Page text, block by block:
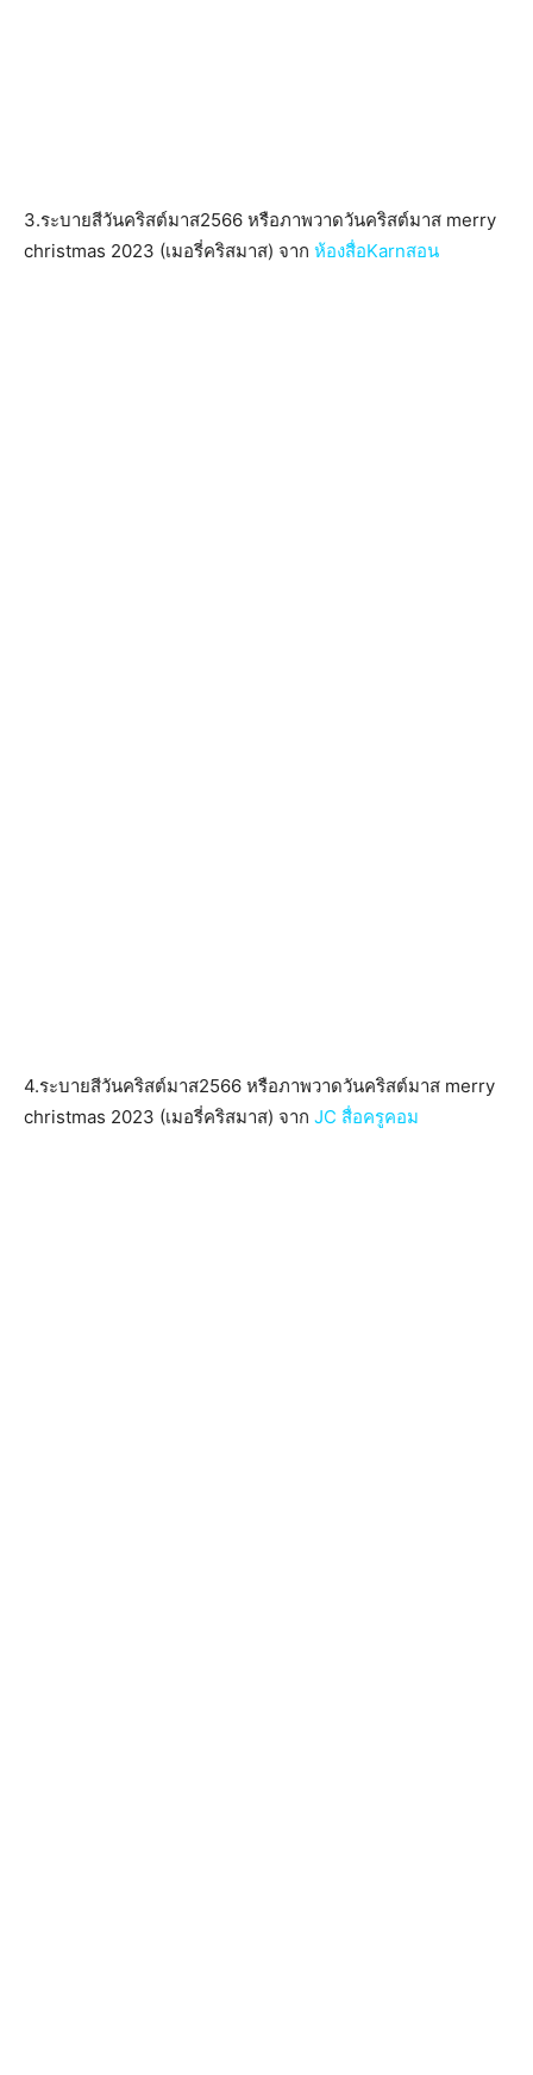
3.ระบายสีวันคริสต์มาส2566 หรือภาพวาดวันคริสต์มาส merry
christmas 2023 (เมอรี่คริสมาส) จาก ห้องสื่อKarnสอน
4.ระบายสีวันคริสต์มาส2566 หรือภาพวาดวันคริสต์มาส merry
christmas 2023 (เมอรี่คริสมาส) จาก JC สื่อครูคอม